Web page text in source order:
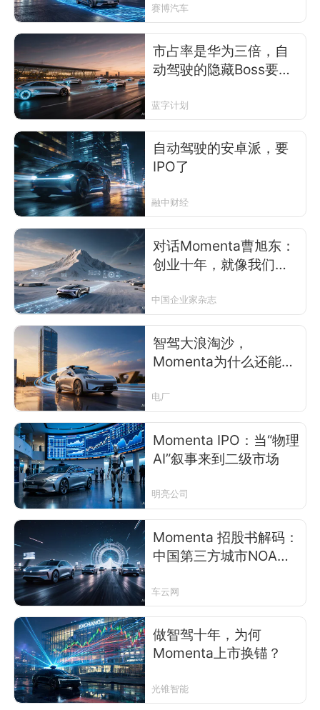
倍、累计收入45亿
赛博汽车
市占率是华为三倍，自
动驾驶的隐藏Boss要上
蓝字计划
自动驾驶的安卓派，要
IPO了
融中财经
对话Momenta曹旭东：
创业十年，就像我们的
中国企业家杂志
智驾大浪淘沙，
Momenta为什么还能值
电厂
Momenta IPO：当“物理
AI”叙事来到二级市场
明亮公司
Momenta 招股书解码：
中国第三方城市NOA龙
量产如何支撑千亿估值
车云网
做智驾十年，为何
Momenta上市换锚？
光锥智能